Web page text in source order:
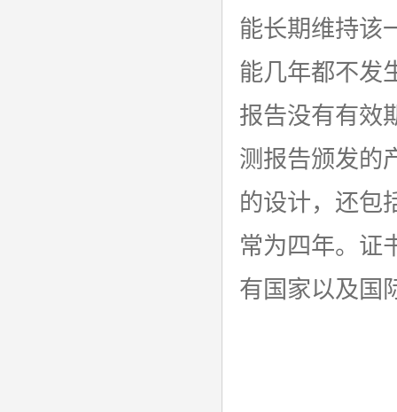
能长期维持该
能几年都不发
报告没有有效
测报告颁发的
的设计，还包
常为四年。证
有国家以及国